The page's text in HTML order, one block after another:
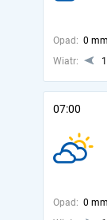
Opad: 0 mm
Wiatr:
07:00
Opad: 0 mm